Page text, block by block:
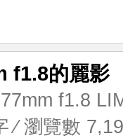
f1.8的麗影
f1.8
⁄ 瀏覽數